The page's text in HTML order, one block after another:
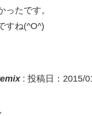
ったです。
すね(^O^)
: 投稿日：2015/